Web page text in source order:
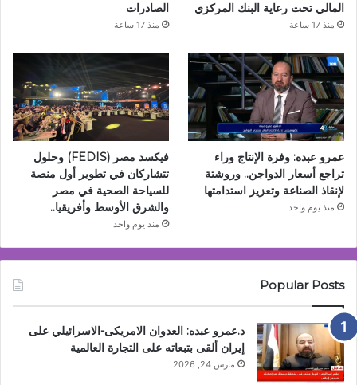
المالي تحت رعاية البنك المركزي
منذ 17 ساعة
الصادرات
منذ 17 ساعة
عمرو عبده: وفرة الإنتاج وراء
تراجع أسعار الدواجن.. وروشتة
لإنقاذ الصناعة وتعزيز استدامتها
منذ يوم واحد
فيكسد مصر (FEDIS) وحلول
تتشاركان في تطوير أول منصة
للسياحة الصحية في مصر
والشرق الأوسط وأفريقيا..
منذ يوم واحد
Popular Posts
د.عمرو عبده: العدوان الامريكى-الاسرائيلي على
إيران ألقى بتبعاته على التجارة العالمية
مارس 24, 2026